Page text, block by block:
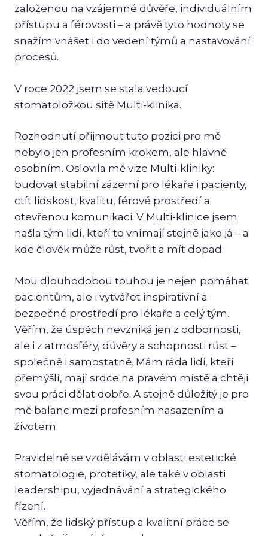
založenou na vzájemné důvěře, individuálním
přístupu a férovosti – a právě tyto hodnoty se
snažím vnášet i do vedení týmů a nastavování
procesů.
V roce 2022 jsem se stala vedoucí
stomatoložkou sítě Multi-klinika.
Rozhodnutí přijmout tuto pozici pro mě
nebylo jen profesním krokem, ale hlavně
osobním. Oslovila mě vize Multi-kliniky:
budovat stabilní zázemí pro lékaře i pacienty,
ctít lidskost, kvalitu, férové prostředí a
otevřenou komunikaci. V Multi-klinice jsem
našla tým lidí, kteří to vnímají stejně jako já – a
kde člověk může růst, tvořit a mít dopad.
Mou dlouhodobou touhou je nejen pomáhat
pacientům, ale i vytvářet inspirativní a
bezpečné prostředí pro lékaře a celý tým.
Věřím, že úspěch nevzniká jen z odbornosti,
ale i z atmosféry, důvěry a schopnosti růst –
společně i samostatně. Mám ráda lidi, kteří
přemýšlí, mají srdce na pravém místě a chtějí
svou práci dělat dobře. A stejně důležitý je pro
mě balanc mezi profesním nasazením a
životem.
Pravidelně se vzdělávám v oblasti estetické
stomatologie, protetiky, ale také v oblasti
leadershipu, vyjednávání a strategického
řízení.
Věřím, že lidský přístup a kvalitní práce se